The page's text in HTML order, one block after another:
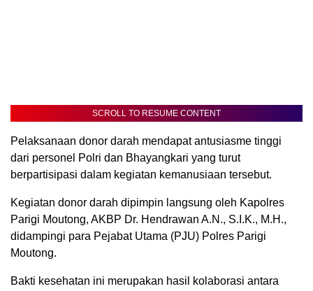
SCROLL TO RESUME CONTENT
Pelaksanaan donor darah mendapat antusiasme tinggi
dari personel Polri dan Bhayangkari yang turut
berpartisipasi dalam kegiatan kemanusiaan tersebut.
Kegiatan donor darah dipimpin langsung oleh Kapolres
Parigi Moutong, AKBP Dr. Hendrawan A.N., S.I.K., M.H.,
didampingi para Pejabat Utama (PJU) Polres Parigi
Moutong.
Bakti kesehatan ini merupakan hasil kolaborasi antara